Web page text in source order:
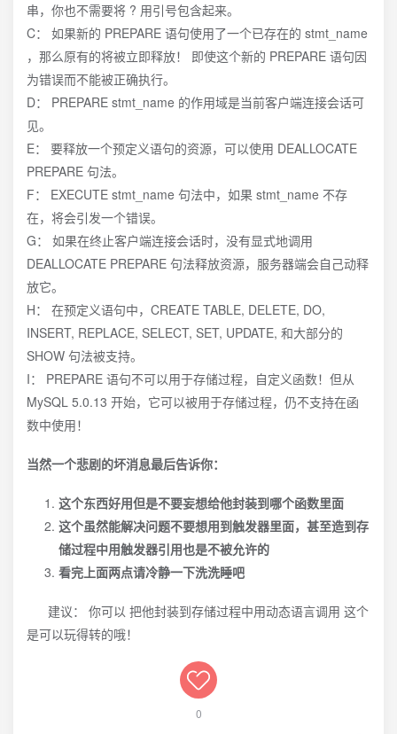
串，你也不需要将 ? 用引号包含起来。
C： 如果新的 PREPARE 语句使用了一个已存在的 stmt_name
，那么原有的将被立即释放！ 即使这个新的 PREPARE 语句因
为错误而不能被正确执行。
D： PREPARE stmt_name 的作用域是当前客户端连接会话可
见。
E： 要释放一个预定义语句的资源，可以使用 DEALLOCATE
PREPARE 句法。
F： EXECUTE stmt_name 句法中，如果 stmt_name 不存
在，将会引发一个错误。
G： 如果在终止客户端连接会话时，没有显式地调用
DEALLOCATE PREPARE 句法释放资源，服务器端会自己动释
放它。
H： 在预定义语句中，CREATE TABLE, DELETE, DO,
INSERT, REPLACE, SELECT, SET, UPDATE, 和大部分的
SHOW 句法被支持。
I： PREPARE 语句不可以用于存储过程，自定义函数！但从
MySQL 5.0.13 开始，它可以被用于存储过程，仍不支持在函
数中使用！
当然一个悲剧的坏消息最后告诉你：
这个东西好用但是不要妄想给他封装到哪个函数里面
这个虽然能解决问题不要想用到触发器里面，甚至造到存
储过程中用触发器引用也是不被允许的
看完上面两点请冷静一下洗洗睡吧
建议： 你可以 把他封装到存储过程中用动态语言调用 这个
是可以玩得转的哦！
0